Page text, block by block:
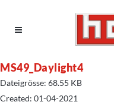
MS49_Daylight4
Dateigrösse: 68.55 KB
Created: 01-04-2021